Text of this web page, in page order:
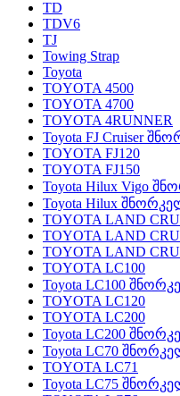
TD
TDV6
TJ
Towing Strap
Toyota
TOYOTA 4500
TOYOTA 4700
TOYOTA 4RUNNER
Toyota FJ Cruiser
TOYOTA FJ120
TOYOTA FJ150
Toyota Hilux Vigo
Toyota Hilux
TOYOTA LAND
TOYOTA LAND
TOYOTA LAND
TOYOTA LC100
Toyota LC100
TOYOTA LC120
TOYOTA LC200
Toyota LC200
Toyota LC70
TOYOTA LC71
Toyota LC75